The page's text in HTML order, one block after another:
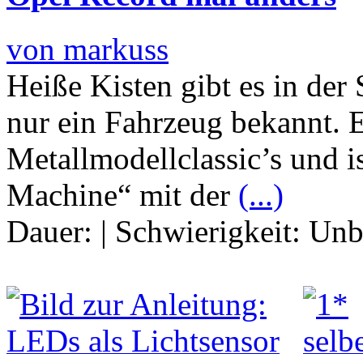
von markuss
Heiße Kisten gibt es in der
nur ein Fahrzeug bekannt.
Metallmodellclassic’s und
Machine“ mit der (...)
Dauer: | Schwierigkeit: